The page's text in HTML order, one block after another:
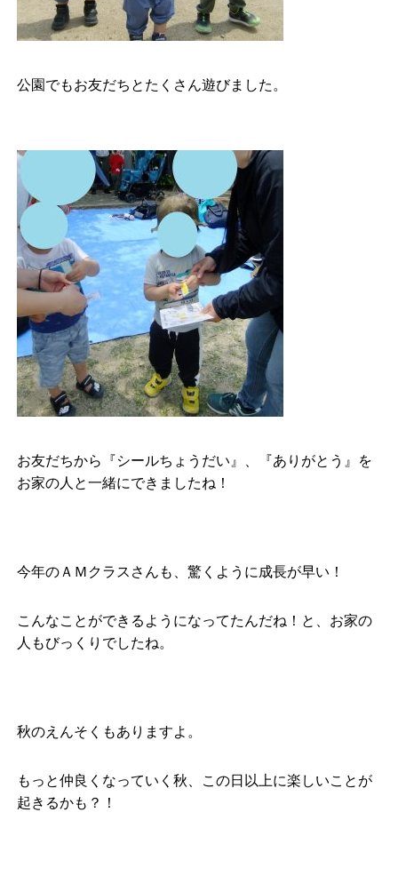
公園でもお友だちとたくさん遊びました。
お友だちから『シールちょうだい』、『ありがとう』を
お家の人と一緒にできましたね！
今年のＡＭクラスさんも、驚くように成長が早い！
こんなことができるようになってたんだね！と、お家の
人もびっくりでしたね。
秋のえんそくもありますよ。
もっと仲良くなっていく秋、この日以上に楽しいことが
起きるかも？！